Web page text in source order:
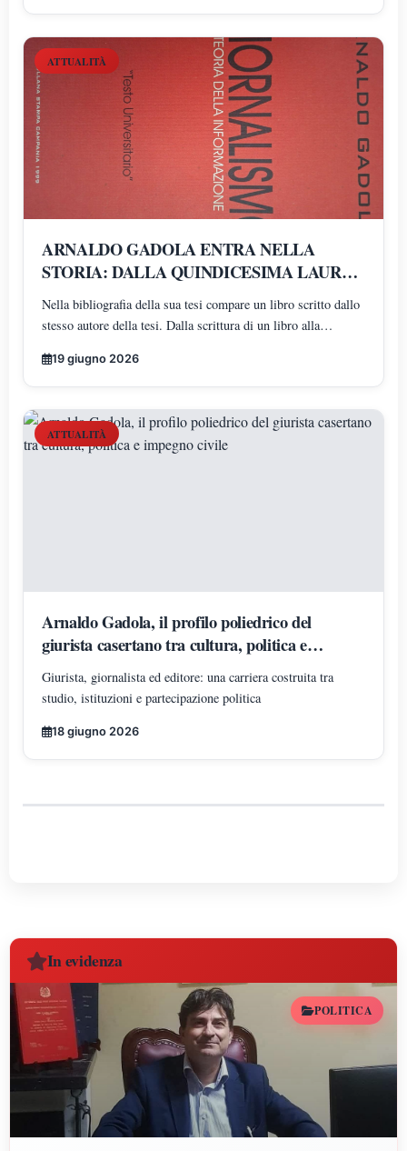
ATTUALITÀ
ARNALDO GADOLA ENTRA NELLA
STORIA: DALLA QUINDICESIMA LAUREA
AD UN SUO LIBRO NELLA BIBLIOGRAFIA
DELL'ULTIMA TESI
Nella bibliografia della sua tesi compare un libro scritto dallo
stesso autore della tesi. Dalla scrittura di un libro alla
straordinario che unisce conoscenza, esperienza e
determinazione
19 giugno 2026
ATTUALITÀ
Arnaldo Gadola, il profilo poliedrico del
giurista casertano tra cultura, politica e
impegno civile
Giurista, giornalista ed editore: una carriera costruita tra
studio, istituzioni e partecipazione politica
18 giugno 2026
In evidenza
POLITICA